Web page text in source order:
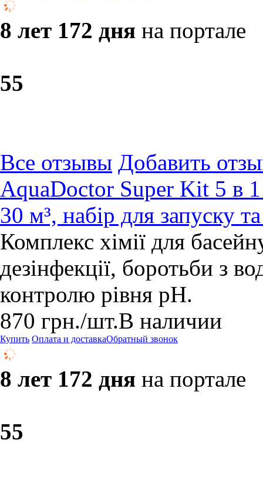
8 лет 172 дня на портале
55
Все отзывы Добавить
AquaDoctor Super Kit 5 в 1
30 м³, набір для запуску
Комплекс хімії для
дезінфекції, боротьби з
контролю рівня pH.
870 грн./шт.В наличии
Купить Оплата и доставкаОбратный звонок
8 лет 172 дня на портале
55